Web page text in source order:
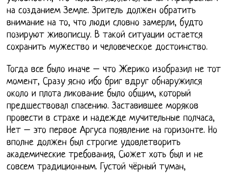
на созданием Земле. Зритель должен обратить
внимание на то, что люди словно замерли, будто
позируют живописцу. В такой ситуации остается
сохранить мужество и человеческое достоинство.
Тогда все было иначе – что Жерико изобразил не тот
момент, Сразу ясно ибо бриг вдруг обнаружился
около и плота ликование было общим, который
предшествовал спасению. Заставившее моряков
провести в страхе и надежде мучительные полчаса,
Нет – это первое Аргуса появление на горизонте. Но
вполне должен был строгие удовлетворить
академические требования, Сюжет хоть был и не
совсем традиционным. Густой чёрный туман,